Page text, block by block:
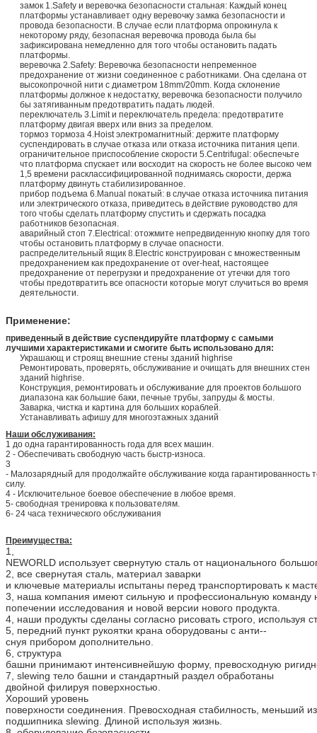
замок 1.Safety и веревочка безопасности стальная: Каждый конец
платформы устанавливает одну веревочку замка безопасности и
провода безопасности. В случае если платформа опрокинула к
некоторому ряду, безопасная веревочка провода была бы
зафиксирована немедленно для того чтобы остановить падать
платформы.
веревочка 2.Safety: Веревочка безопасности непременное
предохранение от жизни соединенное с работниками. Она сделана от
высокопрочной нити с диаметром 18mm/20mm. Когда склонение
платформы должное к недостатку, веревочка безопасности получило
бы затягиванным предотвратить падать людей.
переключатель 3.Limit и переключатель предела: предотвратите
платформу двигая вверх или вниз за пределом.
тормоз тормоза 4.Hoist электромагнитный: держите платформу
суспендировать в случае отказа или отказа источника питания цепи.
ограничительное приспособление скорости 5.Centrifugal: обеспечьте
что платформа спускает или восходит на скорость не более высоко чем
1,5 времени расклассифицированной поднимаясь скорости, держа
платформу двинуть стабилизированное.
прибор подъема 6.Manual покатый: в случае отказа источника питания
или электрического отказа, приведитесь в действие руководство для
того чтобы сделать платформу спустить и сдержать посадка
работников безопасная.
аварийный стоп 7.Electrical: отожмите непредвиденную кнопку для того
чтобы остановить платформу в случае опасности.
распределительный ящик 8.Electric конструирован с множественным
предохранением как предохранение от over-heat, настоящее
предохранение от перегрузки и предохранение от утечки для того
чтобы предотвратить все опасности которые могут случиться во время
деятельности.
Применение:
приведенный в действие суспендируйте платформу с самыми
лучшими характеристиками и смогите быть использовано для:
Украшающ и строящ внешние стены зданий highrise
Ремонтировать, проверять, обслуживание и очищать для внешних стен
зданий highrise.
Конструкция, ремонтировать и обслуживание для проектов большого
диапазона как большие баки, печные трубы, запруды & мосты.
Заварка, чистка и картина для больших кораблей.
Устанавливать афишу для многоэтажных зданий
Наши обслуживания:
1 до одна гарантированность года для всех машин.
2 - Обеспечивать свободную часть быстр-износа.
3
- Малозарядный для продолжайте обслуживание когда гарантированность
силу.
4 - Исключительное боевое обеспечение в любое время.
5- свободная тренировка к пользователям.
6- 24 часа технического обслуживания
Преимущества:
1,
NEWORLD использует свернутую сталь от национального
2, все свернутая сталь, материал заварки
и ключевые материалы испытаны перед транспортировать к
3, наша компания имеют сильную и профессиональную команду
попечении исследования и новой версии нового продукта.
4, наши продукты сделаны согласно рисовать строго, используя
5, передний пункт рукоятки крана оборудованы с анти--
снуя прибором дополнительно.
6, структура
башни принимают интенсивнейшую форму, превосходную
7, slewing тело башни и стандартный раздел обработаны
двойной филируя поверхностью.
Хороший уровень
поверхности соединения. Превосходная стабилность, меньший
подшипника slewing. Длиной используя жизнь.